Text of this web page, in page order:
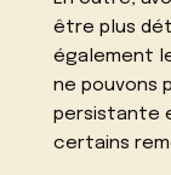
être plus
également
ne pouvons
persistante
certains